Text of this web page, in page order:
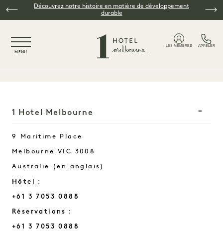
Skip to main content
Découvrez notre histoire en matière de développement
durable
MENU
LES MEMBRES APPELER
1 Hotel Melbourne
9 Maritime Place
Melbourne VIC 3008
Australie (en anglais)
Hôtel :
+61 3 7053 0888
Réservations :
+61 3 7053 0888